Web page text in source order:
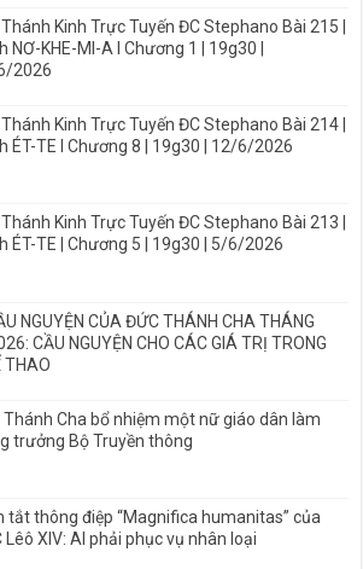
Thánh Kinh Trực Tuyến ĐC Stephano Bài 215 |
NƠ-KHE-MI-A I Chương 1 | 19g30 |
2026
Thánh Kinh Trực Tuyến ĐC Stephano Bài 214 |
ÉT-TE I Chương 8 | 19g30 | 12/6/2026
Thánh Kinh Trực Tuyến ĐC Stephano Bài 213 |
ÉT-TE | Chương 5 | 19g30 | 5/6/2026
NGUYỆN CỦA ĐỨC THÁNH CHA THÁNG
CẦU NGUYỆN CHO CÁC GIÁ TRỊ TRONG
THAO
Cha bổ nhiệm một nữ giáo dân làm
trưởng Bộ Truyền thông
tắt thông điệp “Magnifica humanitas” của
Lêô XIV: AI phải phục vụ nhân loại